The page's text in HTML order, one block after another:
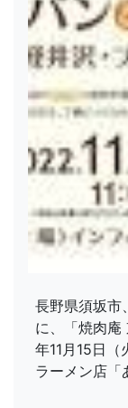
長野県須坂市
に、「焼肉
年11月15日
ラーメン店「